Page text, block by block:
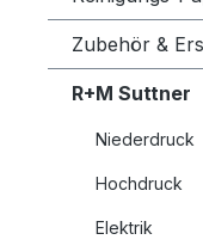
Zubehör &
R+M Suttner
Niederdruck
Hochdruck
Elektrik